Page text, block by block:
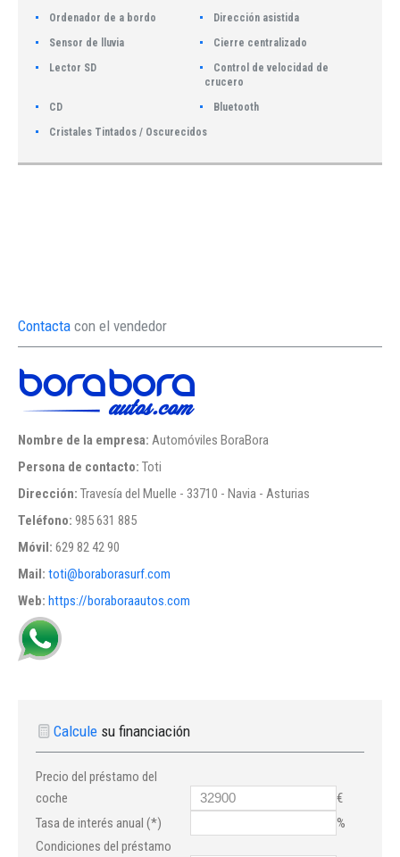
Ordenador de a bordo
Dirección asistida
Sensor de lluvia
Cierre centralizado
Lector SD
Control de velocidad de
crucero
CD
Bluetooth
Cristales Tintados / Oscurecidos
Contacta con el vendedor
Nombre de la empresa: Automóviles BoraBora
Persona de contacto: Toti
Dirección: Travesía del Muelle - 33710 - Navia - Asturias
Teléfono: 985 631 885
Móvil: 629 82 42 90
Mail: toti@boraborasurf.com
Web: https://boraboraautos.com
Calcule su financiación
Precio del préstamo del
coche
€
Tasa de interés anual (*)
%
Condiciones del préstamo